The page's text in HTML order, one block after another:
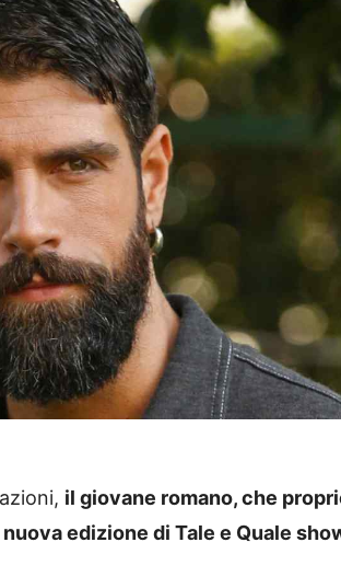
il giovane romano, che
edizione di Tale e Quale